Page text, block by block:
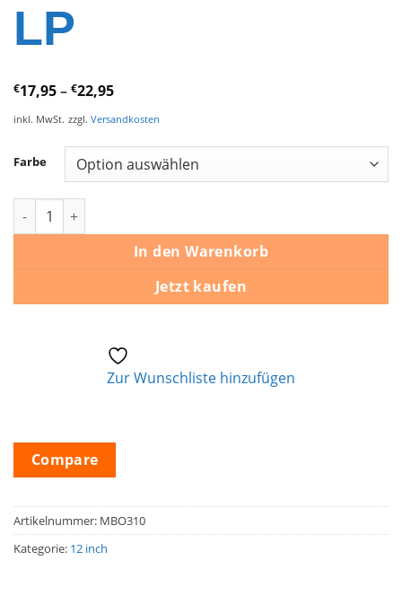
LP
€17,95– €22,95
inkl. MwSt. zzgl. Versandkosten
Farbe
Elvis Christmas Album - Vinyl LP Menge
In den Warenkorb
Jetzt kaufen
Zur Wunschliste hinzufügen
Compare
Artikelnummer: MBO310
Kategorie: 12 inch